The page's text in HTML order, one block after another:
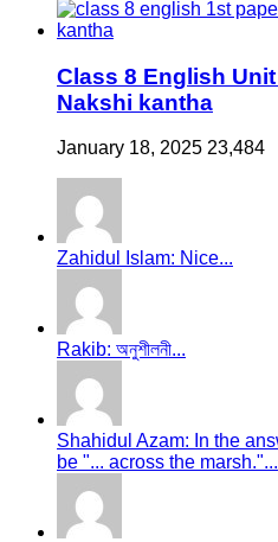
Class 8 English
Nakshi kantha
January 18, 2025 23,484
Zahidul Islam: Nice...
Rakib: অনুশীলনী...
Shahidul Azam: In the
be "... across the marsh."...